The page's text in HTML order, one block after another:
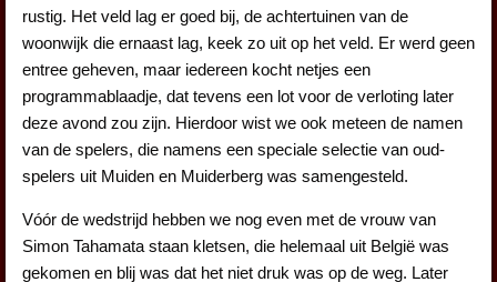
rustig. Het veld lag er goed bij, de achtertuinen van de
woonwijk die ernaast lag, keek zo uit op het veld. Er werd geen
entree geheven, maar iedereen kocht netjes een
programmablaadje, dat tevens een lot voor de verloting later
deze avond zou zijn. Hierdoor wist we ook meteen de namen
van de spelers, die namens een speciale selectie van oud-
spelers uit Muiden en Muiderberg was samengesteld.
Vóór de wedstrijd hebben we nog even met de vrouw van
Simon Tahamata staan kletsen, die helemaal uit België was
gekomen en blij was dat het niet druk was op de weg. Later